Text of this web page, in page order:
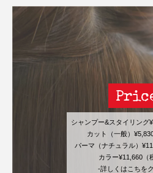
シャンプー&スタイリング
カット（一般）
パーマ（ナチュラル）
カラー¥11,660（
-詳しくはこちを